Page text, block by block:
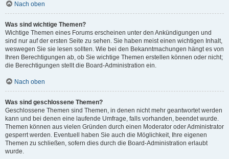
Nach oben
Was sind wichtige Themen?
Wichtige Themen eines Forums erscheinen unter den Ankündigungen und
sind nur auf der ersten Seite zu sehen. Sie haben meist einen wichtigen Inhalt,
weswegen Sie sie lesen sollten. Wie bei den Bekanntmachungen hängt es von
Ihren Berechtigungen ab, ob Sie wichtige Themen erstellen können oder nicht;
die Berechtigungen stellt die Board-Administration ein.
Nach oben
Was sind geschlossene Themen?
Geschlossene Themen sind Themen, in denen nicht mehr geantwortet werden
kann und bei denen eine laufende Umfrage, falls vorhanden, beendet wurde.
Themen können aus vielen Gründen durch einen Moderator oder Administrator
gesperrt werden. Eventuell haben Sie auch die Möglichkeit, Ihre eigenen
Themen zu schließen, sofern dies durch die Board-Administration erlaubt
wurde.